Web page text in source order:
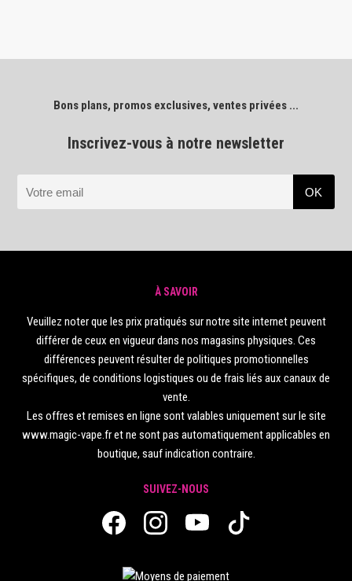
Bons plans, promos exclusives, ventes privées ...
Inscrivez-vous à notre newsletter
À SAVOIR
Veuillez noter que les prix pratiqués sur notre site internet peuvent
différer de ceux en vigueur dans nos magasins physiques. Ces
différences peuvent résulter de politiques promotionnelles
spécifiques, de conditions logistiques ou de frais liés aux canaux de
vente.
Les offres et remises en ligne sont valables uniquement sur le site
www.magic-vape.fr et ne sont pas automatiquement applicables en
boutique, sauf indication contraire.
SUIVEZ-NOUS